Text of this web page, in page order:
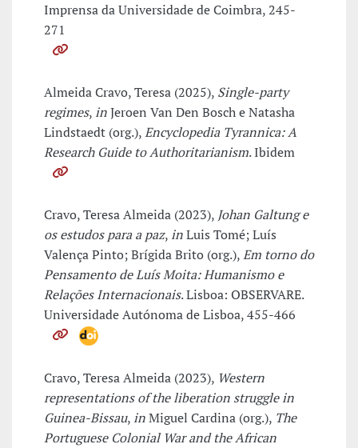
Imprensa da Universidade de Coimbra, 245-
271
Almeida Cravo, Teresa (2025), Single-party
regimes,inJeroen Van Den Bosch e Natasha
Lindstaedt (org.),Encyclopedia Tyrannica: A
Research Guide to Authoritarianism. Ibidem
Cravo, Teresa Almeida (2023), Johan Galtung e
os estudos para a paz,inLuis Tomé; Luís
Valença Pinto; Brígida Brito (org.),Em torno do
Pensamento de Luís Moita: Humanismo e
Relações Internacionais. Lisboa: OBSERVARE.
Universidade Autónoma de Lisboa, 455-466
Cravo, Teresa Almeida (2023), Western
representations of the liberation struggle in
Guinea-Bissau,inMiguel Cardina (org.), The
Portuguese Colonial War and the African